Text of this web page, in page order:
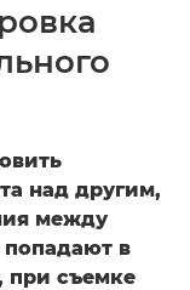
над другим,
между
в
при съемке